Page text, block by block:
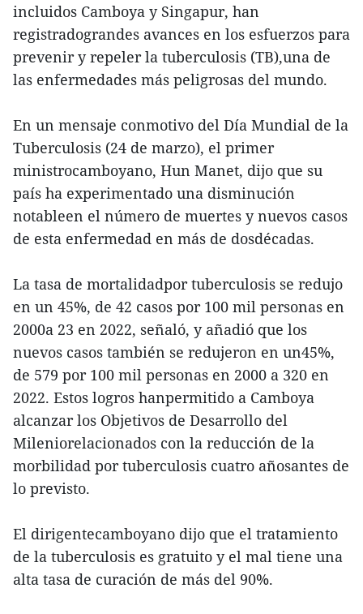
incluidos Camboya y Singapur, han
registradograndes avances en los esfuerzos para
prevenir y repeler la tuberculosis (TB),una de
las enfermedades más peligrosas del mundo.
En un mensaje conmotivo del Día Mundial de la
Tuberculosis (24 de marzo), el primer
ministrocamboyano, Hun Manet, dijo que su
país ha experimentado una disminución
notableen el número de muertes y nuevos casos
de esta enfermedad en más de dosdécadas.
La tasa de mortalidadpor tuberculosis se redujo
en un 45%, de 42 casos por 100 mil personas en
2000a 23 en 2022, señaló, y añadió que los
nuevos casos también se redujeron en un45%,
de 579 por 100 mil personas en 2000 a 320 en
2022. Estos logros hanpermitido a Camboya
alcanzar los Objetivos de Desarrollo del
Mileniorelacionados con la reducción de la
morbilidad por tuberculosis cuatro añosantes de
lo previsto.
El dirigentecamboyano dijo que el tratamiento
de la tuberculosis es gratuito y el mal tiene una
alta tasa de curación de más del 90%.